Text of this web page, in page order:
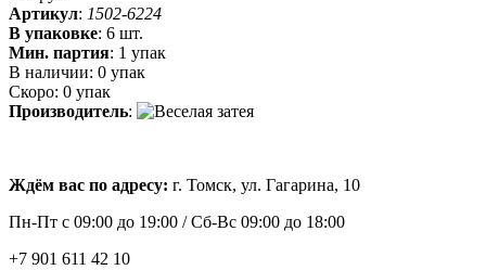
Артикул: 1502-6224
В упаковке: 6 шт.
Мин. партия: 1 упак
В наличии: 0 упак
Скоро: 0 упак
Производитель:
Ждём вас по адресу: г. Томск, ул. Гагарина, 10
Пн-Пт с 09:00 до 19:00 /Сб-Вс 09:00 до 18:00
+7 901 611 42 10